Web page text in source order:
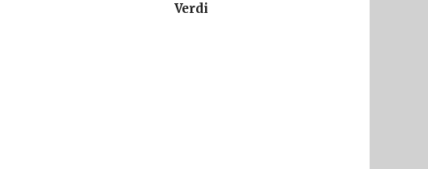
Verdi